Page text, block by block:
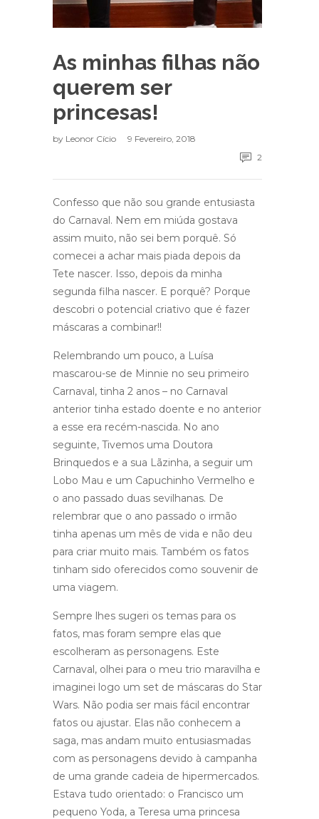
As minhas filhas não
querem ser
princesas!
by Leonor Cício
9 Fevereiro, 2018
2
Confesso que não sou grande entusiasta
do Carnaval. Nem em miúda gostava
assim muito, não sei bem porquê. Só
comecei a achar mais piada depois da
Tete nascer. Isso, depois da minha
segunda filha nascer. E porquê? Porque
descobri o potencial criativo que é fazer
máscaras a combinar!!
Relembrando um pouco, a Luísa
mascarou-se de Minnie no seu primeiro
Carnaval, tinha 2 anos – no Carnaval
anterior tinha estado doente e no anterior
a esse era recém-nascida. No ano
seguinte, Tivemos uma Doutora
Brinquedos e a sua Lãzinha, a seguir um
Lobo Mau e um Capuchinho Vermelho e
o ano passado duas sevilhanas. De
relembrar que o ano passado o irmão
tinha apenas um mês de vida e não deu
para criar muito mais. Também os fatos
tinham sido oferecidos como souvenir de
uma viagem.
Sempre lhes sugeri os temas para os
fatos, mas foram sempre elas que
escolheram as personagens. Este
Carnaval, olhei para o meu trio maravilha e
imaginei logo um set de máscaras do Star
Wars. Não podia ser mais fácil encontrar
fatos ou ajustar. Elas não conhecem a
saga, mas andam muito entusiasmadas
com as personagens devido à campanha
de uma grande cadeia de hipermercados.
Estava tudo orientado: o Francisco um
pequeno Yoda, a Teresa uma princesa